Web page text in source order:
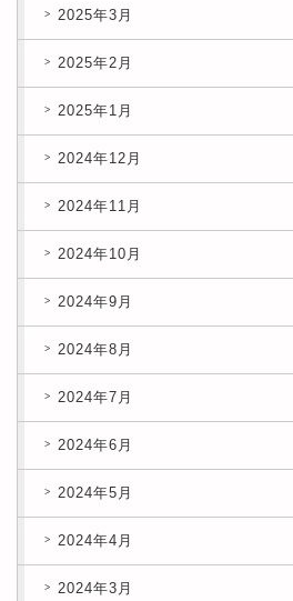
2025年3月
2025年2月
2025年1月
2024年12月
2024年11月
2024年10月
2024年9月
2024年8月
2024年7月
2024年6月
2024年5月
2024年4月
2024年3月